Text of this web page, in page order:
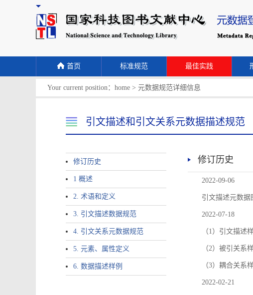
首页 标准规范 最佳实践
Your current position： home > 元数据规范详细信息
引文描述和引文关系元数据描述规范
修订历史
1 概述
2. 术语和定义
3. 引文描述数据规范
4. 引文关系元数据规范
5. 元素、属性定义
6. 数据描述样例
修订历史
2022-09-06
引文描述元数据
2022-07-18
（1）引文描述
（2）被引关系
（3）耦合关系
2022-02-21